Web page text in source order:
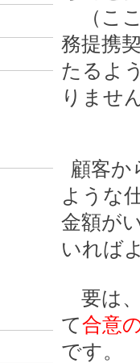
（ここ
務提携
たるよ
りませ
顧客か
ような
金額が
いれば
要は
て合意
です。